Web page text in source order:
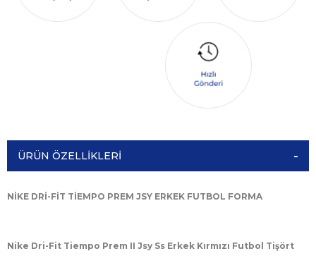
ÜRÜN ÖZELLIKLERI
NİKE DRİ-FİT TİEMPO PREM JSY ERKEK FUTBOL FORMA
Nike Dri-Fit Tiempo Prem II Jsy Ss Erkek Kırmızı Futbol Tişört